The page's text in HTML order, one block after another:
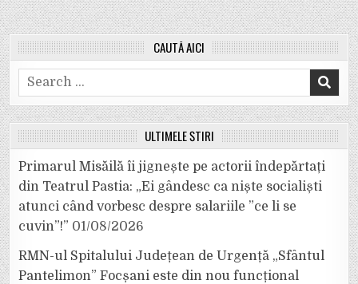
CAUTĂ AICI
Search
for:
ULTIMELE ȘTIRI
Primarul Misăilă îi jignește pe actorii îndepărtați
din Teatrul Pastia: „Ei gândesc ca niște socialiști
atunci când vorbesc despre salariile ”ce li se
cuvin”!” 01/08/2026
RMN-ul Spitalului Județean de Urgență „Sfântul
Pantelimon” Focșani este din nou funcțional